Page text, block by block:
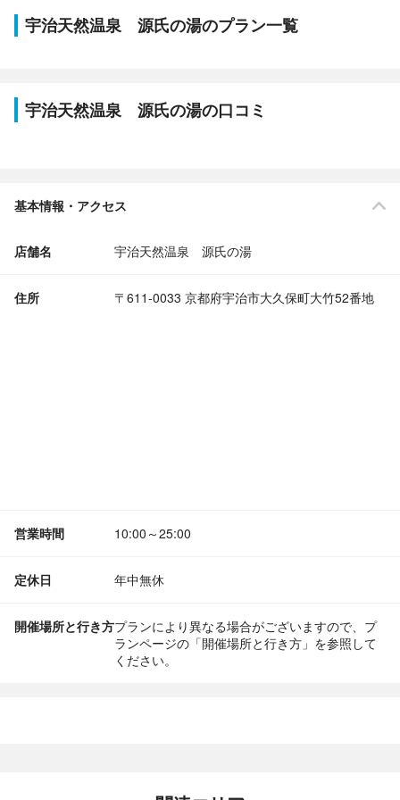
宇治天然温泉 源氏の湯のプラン一覧
宇治天然温泉 源氏の湯の口コミ
基本情報・アクセス
店舗名 宇治天然温泉 源氏の湯
住所 〒611-0033 京都府宇治市大久保町大竹52番地
営業時間 10:00～25:00
定休日 年中無休
開催場所と行き方プランにより異なる場合がございますので、プ
ランページの「開催場所と行き方」を参照して
ください。